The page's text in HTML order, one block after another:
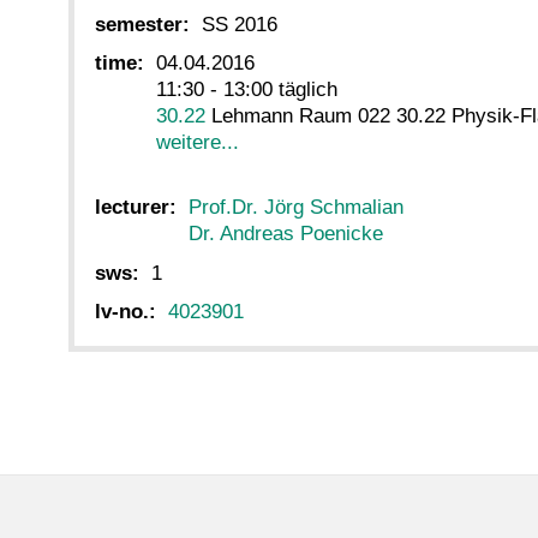
semester:
SS 2016
time:
04.04.2016
11:30 - 13:00 täglich
30.22 Lehmann Raum 022 30.22 Physik-
weitere...
lecturer:
Prof.Dr. Jörg Schmalian
Dr. Andreas Poenicke
sws:
1
lv-no.:
4023901